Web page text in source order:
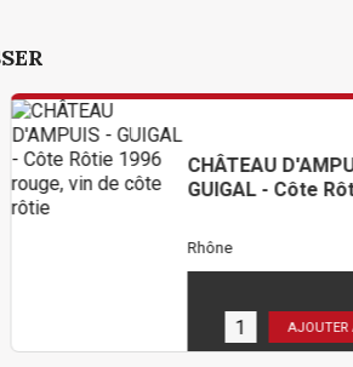
CHÂTEAU D'AMPUIS -
GUIGAL - Côte Rôtie 1996
AJOUTER AU PANIER